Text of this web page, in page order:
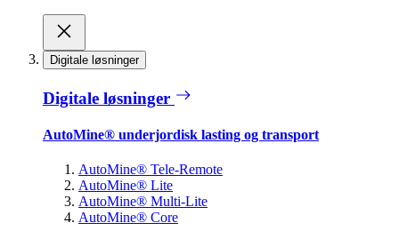
Digitale løsninger
Digitale løsninger
AutoMine® underjordisk lasting og transport
AutoMine® Tele-Remote
AutoMine® Lite
AutoMine® Multi-Lite
AutoMine® Core